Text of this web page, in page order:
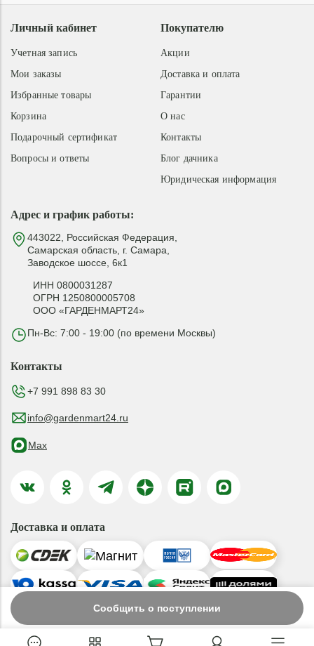
Сообщить о поступлении
Адрес и график работы:
443022, Российская Федерация,
Самарская область, г. Самара,
Заводское шоссе, 6к1
ИНН 0800031287
ОГРН 1250800005708
ООО «ГАРДЕНМАРТ24»
Пн-Вс: 7:00 - 19:00 (по времени Москвы)
Покупателю
Акции
Доставка и оплата
Гарантии
О нас
Контакты
Блог дачника
Юридическая информация
Личный кабинет
Учетная запись
Мои заказы
Избранные товары
Корзина
Подарочный сертификат
Вопросы и ответы
Контакты
+7 991 898 83 30
info@gardenmart24.ru
Max
Доставка и оплата
© 2019-2026 ООО «ГАРДЕНМАРТ24»